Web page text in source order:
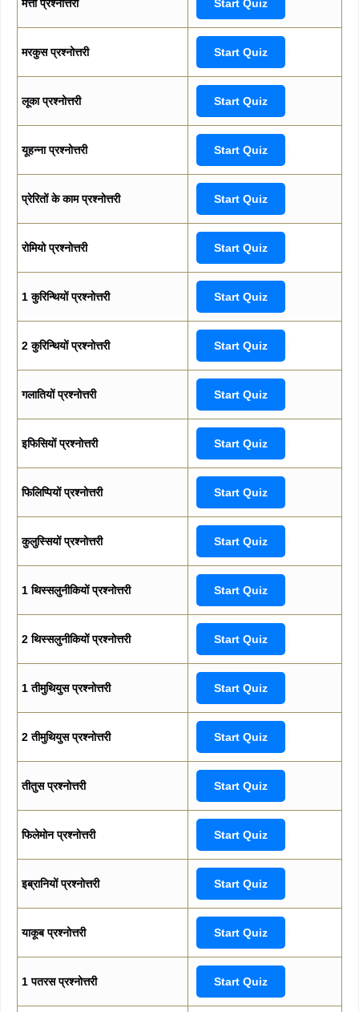
मत्ती प्रश्नोत्तरी Start Quiz
मरकुस प्रश्नोत्तरी Start Quiz
लूका प्रश्नोत्तरी Start Quiz
यूहन्ना प्रश्नोत्तरी Start Quiz
प्रेरितों के काम प्रश्नोत्तरी Start Quiz
रोमियो प्रश्नोत्तरी Start Quiz
1 कुरिन्थियों प्रश्नोत्तरी Start Quiz
2 कुरिन्थियों प्रश्नोत्तरी Start Quiz
गलातियों प्रश्नोत्तरी Start Quiz
इफिसियों प्रश्नोत्तरी Start Quiz
फिलिप्पियों प्रश्नोत्तरी Start Quiz
कुलुस्सियों प्रश्नोत्तरी Start Quiz
1 थिस्सलुनीकियों प्रश्नोत्तरी Start Quiz
2 थिस्सलुनीकियों प्रश्नोत्तरी Start Quiz
1 तीमुथियुस प्रश्नोत्तरी Start Quiz
2 तीमुथियुस प्रश्नोत्तरी Start Quiz
तीतुस प्रश्नोत्तरी Start Quiz
फिलेमोन प्रश्नोत्तरी Start Quiz
इब्रानियों प्रश्नोत्तरी Start Quiz
याकूब प्रश्नोत्तरी Start Quiz
1 पतरस प्रश्नोत्तरी Start Quiz